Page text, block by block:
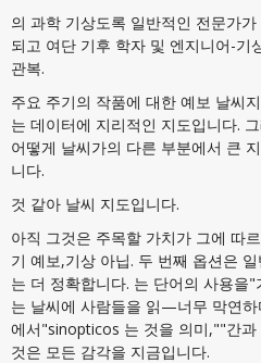
의 과학 기상도록 일반적인 전문가
되고 여단 기후 학자 및 엔지니어-기
관복.
주요 주기의 작품에 대한 예보 날씨
는 데이터에 지리적인 지도입니다.
어떻게 날씨가의 다른 부분에서 큰
니다.
것 같아 날씨 지도입니다.
아직 그것은 주목할 가치가 그에 따
기 예보,기상 아닙. 두 번째 옵션은
는 더 정확합니다. 는 단어의 사용을
는 날씨에 사람들을 읽—너무 막연
에서"sinopticos 는 것을 의미,""간과
것은 모든 감각을 지금입니다.